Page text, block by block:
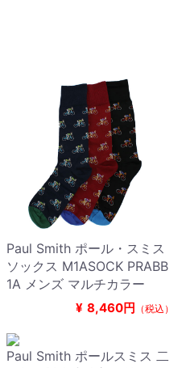
Paul Smith ポール・スミス
ソックス M1ASOCK PRABB
1A メンズ マルチカラー
¥ 8,460円 （税込）
Paul Smith ポールスミス 二